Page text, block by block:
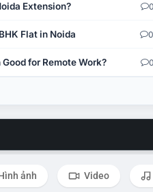
Extension? 0
Flat in Noida 0
for Remote Work? 0
ảnh Video